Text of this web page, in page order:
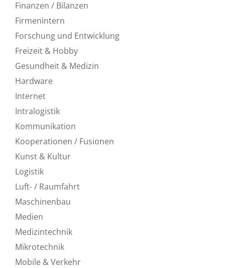
Finanzen / Bilanzen
Firmenintern
Forschung und Entwicklung
Freizeit & Hobby
Gesundheit & Medizin
Hardware
Internet
Intralogistik
Kommunikation
Kooperationen / Fusionen
Kunst & Kultur
Logistik
Luft- / Raumfahrt
Maschinenbau
Medien
Medizintechnik
Mikrotechnik
Mobile & Verkehr